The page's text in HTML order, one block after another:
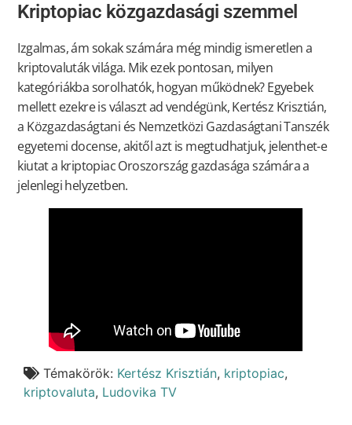
Kriptopiac közgazdasági szemmel
Izgalmas, ám sokak számára még mindig ismeretlen a
kriptovaluták világa. Mik ezek pontosan, milyen
kategóriákba sorolhatók, hogyan működnek? Egyebek
mellett ezekre is választ ad vendégünk, Kertész Krisztián,
a Közgazdaságtani és Nemzetközi Gazdaságtani Tanszék
egyetemi docense, akitől azt is megtudhatjuk, jelenthet-e
kiutat a kriptopiac Oroszország gazdasága számára a
jelenlegi helyzetben.
Témakörök: Kertész Krisztián, kriptopiac,
kriptovaluta, Ludovika TV